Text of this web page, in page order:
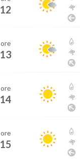
12
ore
13
ore
14
ore
15